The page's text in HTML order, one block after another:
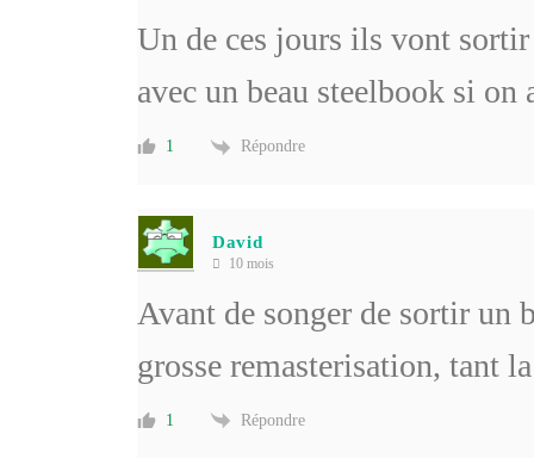
Un de ces jours ils vont
avec un beau steelbook si
1 Répondre
David
10 mois
Avant de songer de sortir un
grosse remasterisation, tant
1 Répondre